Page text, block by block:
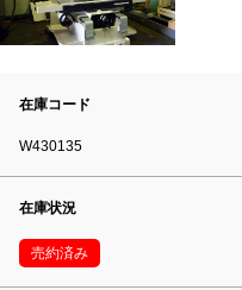
在庫コード
W430135
在庫状況
売約済み